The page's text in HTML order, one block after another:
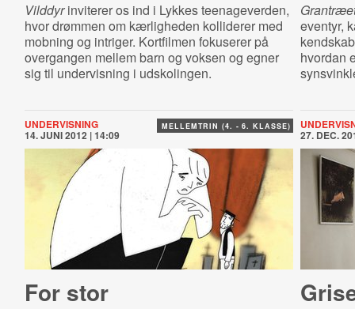
Vilddyrinviterer os ind i Lykkes teenageverden,
hvor drømmen om kærligheden kolliderer med
mobning og intriger. Kortfilmen fokuserer på
overgangen mellem barn og voksen og egner
sig til undervisning i udskolingen.
eventyr,
hvordan
MELLEMTRIN (4. - 6. KLASSE)
UNDERVISNING
14. JUNI 2012 | 14:09
For stor
27. DEC.